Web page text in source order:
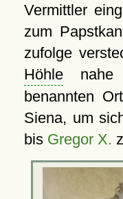
Vermittler
zum
zufolge
Höhlenahe
benannten
Siena, um
bis Gregor X.